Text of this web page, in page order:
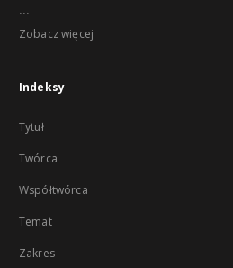
...
Zobacz więcej
Indeksy
Tytuł
Twórca
Współtwórca
Temat
Zakres